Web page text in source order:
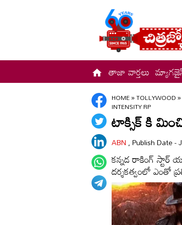
తాజా వార్తలు
HOME»TOLLYWOOD»
INTENSITY RP
టాక్సిక్ కి
ABN, Publish Date -
కన్నడ రాకింగ్
దర్శకత్వంలో ఎంతో